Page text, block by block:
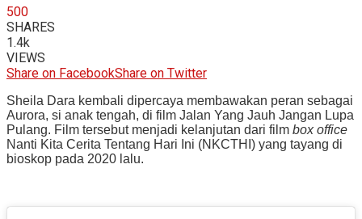
500
SHARES
1.4k
VIEWS
Share on FacebookShare on Twitter
Sheila Dara kembali dipercaya membawakan peran sebagai
Aurora, si anak tengah, di film Jalan Yang Jauh Jangan Lupa
Pulang. Film tersebut menjadi kelanjutan dari film box office
Nanti Kita Cerita Tentang Hari Ini (NKCTHI) yang tayang di
bioskop pada 2020 lalu.